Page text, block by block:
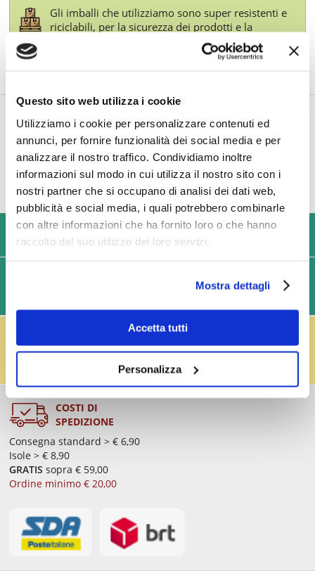
Questo sito web utilizza i cookie
Utilizziamo i cookie per personalizzare contenuti ed
annunci, per fornire funzionalità dei social media e per
analizzare il nostro traffico. Condividiamo inoltre
informazioni sul modo in cui utilizza il nostro sito con i
nostri partner che si occupano di analisi dei dati web,
pubblicità e social media, i quali potrebbero combinarle
con altre informazioni che ha fornito loro o che hanno
raccolto dal suo utilizzo dei loro servizi.
Mostra dettagli
Accetta tutti
Personalizza
Gli imballi che utilizziamo sono super resistenti e
riciclabili, per la sicurezza dei prodotti e la
doverosa sostenibilità ambientale. Inoltre, per le
consegne più consistenti, utilizziamo pallet in
USIAMO SOLO IMBALLAGGI RESISTENTI ED ECOLOGICI
SPEDIZIONI VELOCI IN 24/48/72 ORE (GIORNI
IL RESO FUSTI TI PREMIA!
Effettua il reso dei vuoti dei fusti Perfect Draft
(almeno 3 fusti) e ricevi un buono da € 5,00 per ogni
clicca qui.
COSTI DI
SPEDIZIONE
Consegna standard > € 6,90
Isole > € 8,90
GRATIS sopra € 59,00
Ordine minimo € 20,00